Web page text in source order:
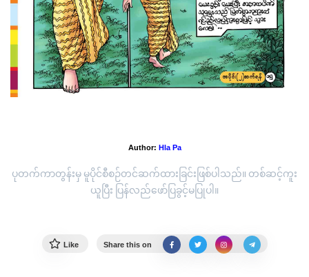
Author: Hla Pa
ပုတက်ကာတွန်းမှ မူပိုင်စီစဉ်တင်ဆက်ထားခြင်းဖြစ်ပါသည်။ တစ်ဆင့်ကူး
ယူပြီး ပြန်လည်ဖော်ပြခွင့်မပြုပါ။
Like Share this on